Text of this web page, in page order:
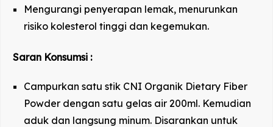
Mengurangi penyerapan lemak, menurunkan
risiko kolesterol tinggi dan kegemukan.
Saran Konsumsi :
Campurkan satu stik CNI Organik Dietary Fiber
Powder dengan satu gelas air 200ml. Kemudian
aduk dan langsung minum. Disarankan untuk